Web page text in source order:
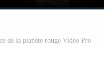
de la planète rouge Vidéo Pro